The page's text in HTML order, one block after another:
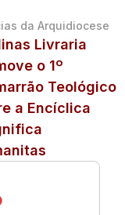
da Arquidiocese
Livraria
o 1º
Teológico
a Encíclica